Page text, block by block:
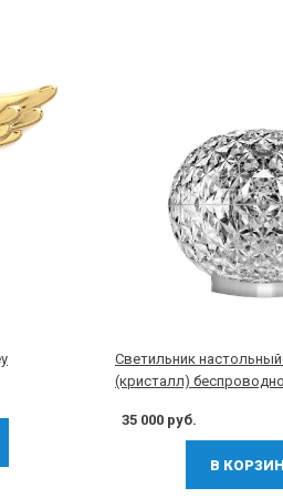
Светильник настольный
(кристалл)
35 000 руб.
В